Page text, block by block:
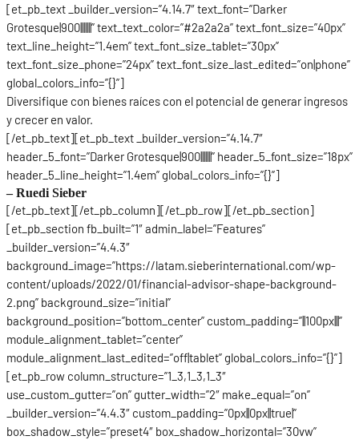
[et_pb_text _builder_version=”4.14.7″ text_font=”Darker
Grotesque|900|||||||” text_text_color=”#2a2a2a” text_font_size=”40px”
text_line_height=”1.4em” text_font_size_tablet=”30px”
text_font_size_phone=”24px” text_font_size_last_edited=”on|phone”
global_colors_info=”{}”]
Diversifique con bienes raíces con el potencial de generar ingresos
y crecer en valor.
[/et_pb_text][et_pb_text _builder_version=”4.14.7″
header_5_font=”Darker Grotesque|900|||||||” header_5_font_size=”18px”
header_5_line_height=”1.4em” global_colors_info=”{}”]
– Ruedi Sieber
[/et_pb_text][/et_pb_column][/et_pb_row][/et_pb_section]
[et_pb_section fb_built=”1″ admin_label=”Features”
_builder_version=”4.4.3″
background_image=”https://latam.sieberinternational.com/wp-
content/uploads/2022/01/financial-advisor-shape-background-
2.png” background_size=”initial”
background_position=”bottom_center” custom_padding=”||100px|||”
module_alignment_tablet=”center”
module_alignment_last_edited=”off|tablet” global_colors_info=”{}”]
[et_pb_row column_structure=”1_3,1_3,1_3″
use_custom_gutter=”on” gutter_width=”2″ make_equal=”on”
_builder_version=”4.4.3″ custom_padding=”0px||0px||true|”
box_shadow_style=”preset4″ box_shadow_horizontal=”30vw”